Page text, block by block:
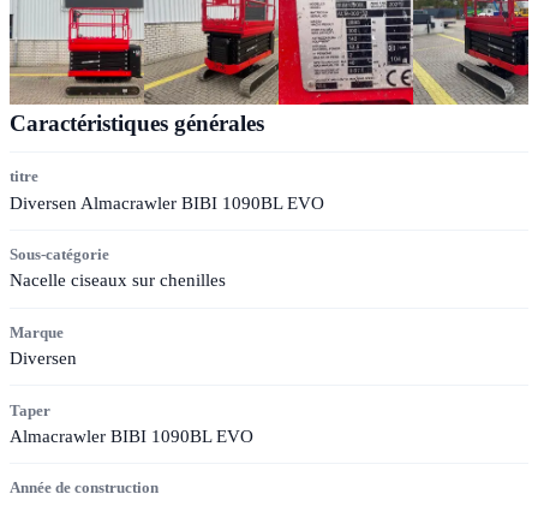
Caractéristiques générales
titre
Diversen Almacrawler BIBI 1090BL EVO
Sous-catégorie
Nacelle ciseaux sur chenilles
Marque
Diversen
Taper
Almacrawler BIBI 1090BL EVO
Année de construction